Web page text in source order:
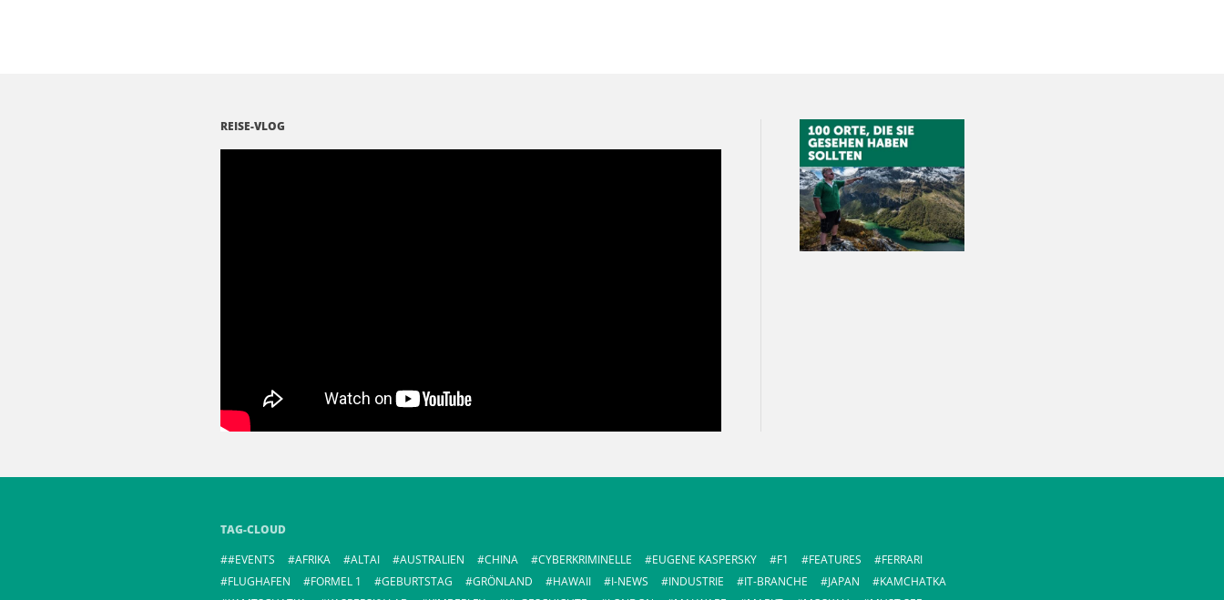
REISE-VLOG
TAG-CLOUD
#EVENTS
AFRIKA ALTAI AUSTRALIEN CHINA CYBERKRIMINELLE EUGENE KASPERSKY F1 FEATURES
FERRARI
FLUGHAFEN
FORMEL 1 GEBURTSTAG GRÖNLAND HAWAII I-NEWS INDUSTRIE IT-BRANCHE JAPAN
KAMCHATKA